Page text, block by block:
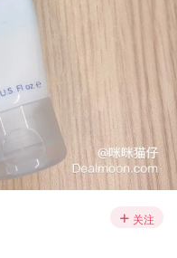
关注